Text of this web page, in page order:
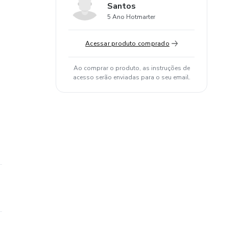
Santos
5 Ano Hotmarter
Acessar produto comprado
Ao comprar o produto, as instruções de
acesso serão enviadas para o seu email.